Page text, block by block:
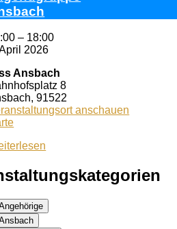
– 18:00
2026
Ansbach
8
,91522
anschauen
Kiss